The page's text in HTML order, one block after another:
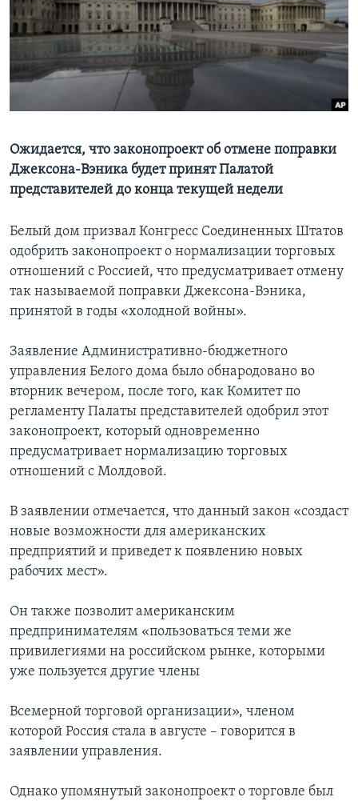
Learning English
СОЦИАЛЬНЫЕ СЕТИ
Языки
Ожидается, что законопроект об отмене поправки
Джексона-Вэника будет принят Палатой
представителей до конца текущей недели
Белый дом призвал Конгресс Соединенных Штатов
одобрить законопроект о нормализации торговых
отношений с Россией, что предусматривает отмену
так называемой поправки Джексона-Вэника,
принятой в годы «холодной войны».
Заявление Административно-бюджетного
управления Белого дома было обнародовано во
вторник вечером, после того, как Комитет по
регламенту Палаты представителей одобрил этот
законопроект, который одновременно
предусматривает нормализацию торговых
отношений с Молдовой.
В заявлении отмечается, что данный закон «создаст
новые возможности для американских
предприятий и приведет к появлению новых
рабочих мест».
Он также позволит американским
предпринимателям «пользоваться теми же
привилегиями на российском рынке, которыми
уже пользуется другие члены
Всемерной торговой организации», членом
которой Россия стала в августе – говорится в
заявлении управления.
Однако упомянутый законопроект о торговле был